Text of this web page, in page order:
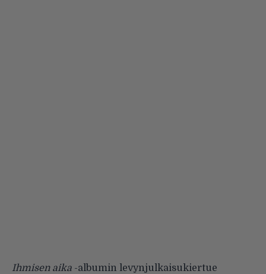
Ihmisen aika -albumin levynjulkaisukiertue